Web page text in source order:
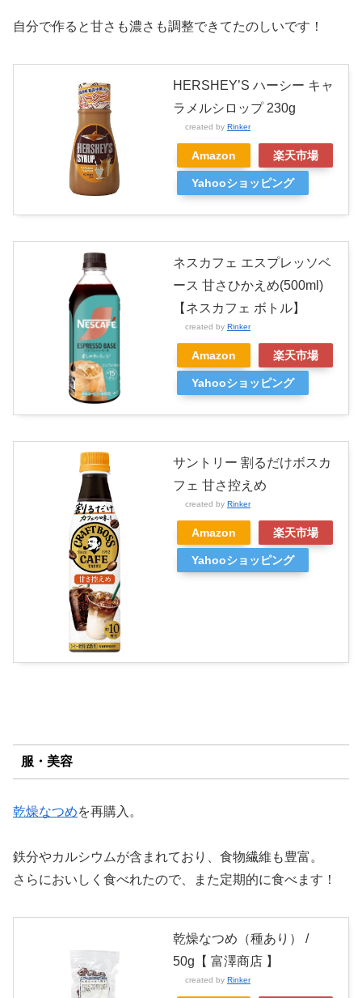
自分で作ると甘さも濃さも調整できてたのしいです！
HERSHEY’S ハーシー キャ
ラメルシロップ 230g
created by Rinker
Amazon 楽天市場
Yahooショッピング
ネスカフェ エスプレッソベ
ース 甘さひかえめ(500ml)
【ネスカフェ ボトル】
created by Rinker
Amazon 楽天市場
Yahooショッピング
サントリー 割るだけボスカ
フェ 甘さ控えめ
created by Rinker
Amazon 楽天市場
Yahooショッピング
服・美容
乾燥なつめを再購入。
鉄分やカルシウムが含まれており、食物繊維も豊富。
さらにおいしく食べれたので、また定期的に食べます！
乾燥なつめ（種あり） /
50g【 富澤商店 】
created by Rinker